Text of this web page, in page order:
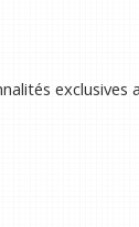
exclusives